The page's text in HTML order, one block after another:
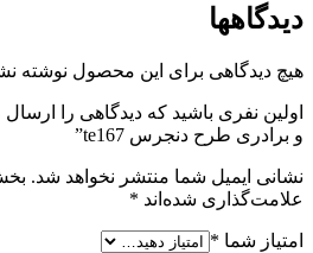
دیدگاهها
هیچ دیدگاهی برای این محصول نوشته
اولین نفری باشید که دیدگاهی را
و برادری طرح دنجرس te167”
نشانی ایمیل شما منتشر نخواهد شد.
علامت‌گذاری شده‌اند *
امتیاز شما *